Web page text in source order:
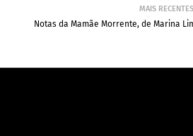
MAIS RECENTES
Notas da Mamãe Morrente, de Marina